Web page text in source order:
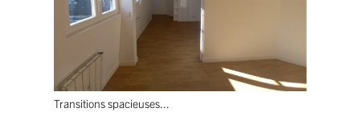
Transitions spacieuses...